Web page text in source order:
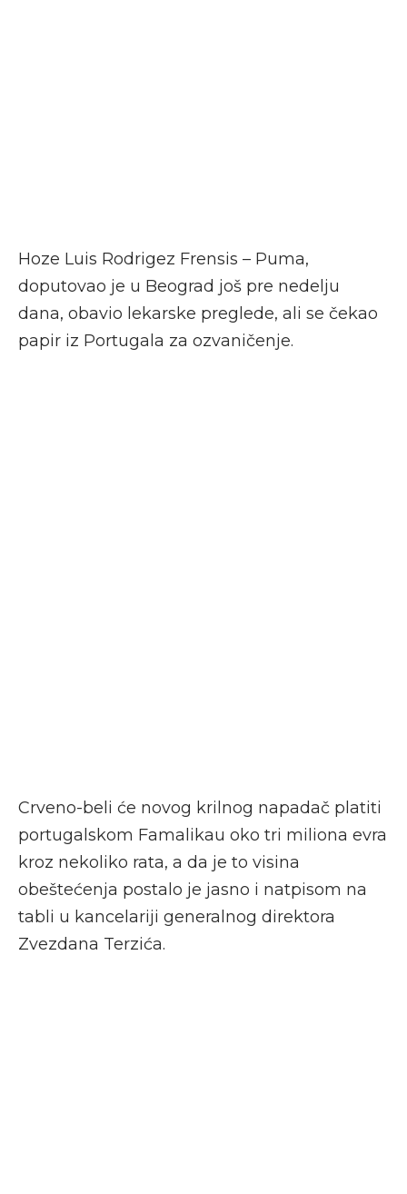
Hoze Luis Rodrigez Frensis – Puma,
doputovao je u Beograd još pre nedelju
dana, obavio lekarske preglede, ali se čekao
papir iz Portugala za ozvaničenje.
Crveno-beli će novog krilnog napadač platiti
portugalskom Famalikau oko tri miliona evra
kroz nekoliko rata, a da je to visina
obeštećenja postalo je jasno i natpisom na
tabli u kancelariji generalnog direktora
Zvezdana Terzića.